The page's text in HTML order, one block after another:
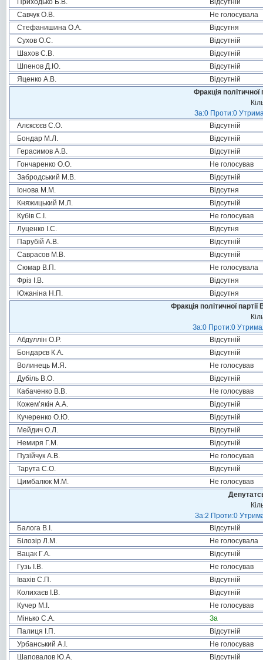
Приходько Б.В.
Відсутній
Савчук О.В.
Не голосувала
Стефанишина О.А.
Відсутня
Сухов О.С.
Відсутній
Шахов С.В.
Відсутній
Шпенов Д.Ю.
Відсутній
Яценко А.В.
Відсутній
Фракція
За:0 Проти:0
Алєксєєв С.О.
Відсутній
Бондар М.Л.
Відсутній
Герасимов А.В.
Відсутній
Гончаренко О.О.
Не голосував
Забродський М.В.
Відсутній
Іонова М.М.
Відсутня
Княжицький М.Л.
Відсутній
Кубів С.І.
Не голосував
Луценко І.С.
Відсутня
Парубій А.В.
Відсутній
Саврасов М.В.
Відсутній
Сюмар В.П.
Не голосувала
Фріз І.В.
Відсутня
Южаніна Н.П.
Відсутня
Фракція політичної
За:0 Проти:0
Абдуллін О.Р.
Відсутній
Бондарєв К.А.
Відсутній
Волинець М.Я.
Не голосував
Дубіль В.О.
Відсутній
Кабаченко В.В.
Не голосував
Кожем’якін А.А.
Відсутній
Кучеренко О.Ю.
Відсутній
Мейдич О.Л.
Відсутній
Немиря Г.М.
Відсутній
Пузійчук А.В.
Не голосував
Тарута С.О.
Відсутній
Цимбалюк М.М.
Не голосував
За:2 Проти:0
Балога В.І.
Відсутній
Білозір Л.М.
Не голосувала
Вацак Г.А.
Відсутній
Гузь І.В.
Не голосував
Івахів С.П.
Відсутній
Колихаєв І.В.
Відсутній
Кучер М.І.
Не голосував
Мінько С.А.
За
Палиця І.П.
Відсутній
Урбанський А.І.
Не голосував
Шаповалов Ю.А.
Відсутній